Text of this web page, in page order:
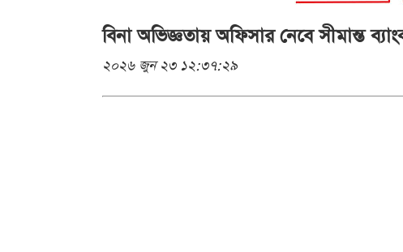
বিনা অভিজ্ঞতায় অফিসার নেবে সীমান্ত
২০২৬ জুন ২৩ ১২:৩৭:২৯